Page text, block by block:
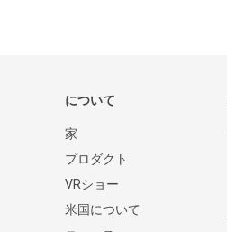
について
家
プロダクト
VRショー
米国について